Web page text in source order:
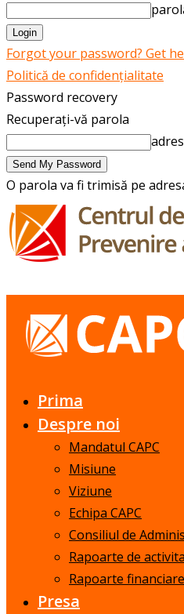
Forgot your password? Get
Politică de confidențialitate
Password recovery
Recuperați-vă parola
O parola va fi trimisă pe
Prima
Despre noi
Mandatul CAPC
Misiune
Viziune
Echipa CAPC
Consiliul de
Rapoarte de
Rapoarte financiare
Presa